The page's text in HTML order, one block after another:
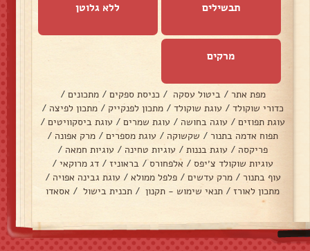
תבשילים ללא גלוטן
מרקים
מפת אתר / ביטול עסקה / כניסת ספקים / מתכונים /
כדורי שוקולד / עוגת שוקולד / מתכון לפנקייק / מתכון לפיצה /
עוגת תפוזים / עוגה בחושה / עוגת שמרים / עוגת ביסקוויטים /
תפוח אדמה בתנור / שקשוקה / עוגת מספרים / מרק אפונה /
פריקסה / עוגת בננות / עוגיות טחינה / עוגיות חמאה /
עוגיות שוקולד צ׳יפס / אלפחורס/ בראוניז / דג מרוקאי /
עוף בתנור / מרק עדשים / פלפל ממולא / עוגת גבינה אפויה /
מתכון לאורז / תנאי שימוש - תקנון / תכנית בישול / אסאדו